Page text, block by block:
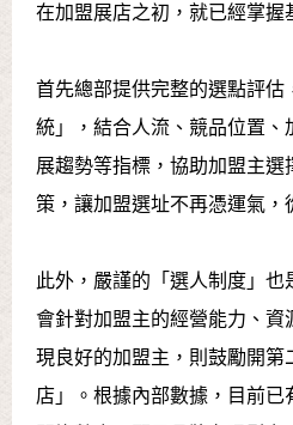
在加盟展店之初，就已經掌握
首先總部提供完整的選點評估
統」，結合人流、競品位置、
展趨勢等指標，協助加盟主
策，讓加盟選址不再憑運氣，
此外，嚴謹的「選人制度」
會針對加盟主的經營能力、資
現良好的加盟主，則鼓勵開第
店」。根據內部數據，目前已